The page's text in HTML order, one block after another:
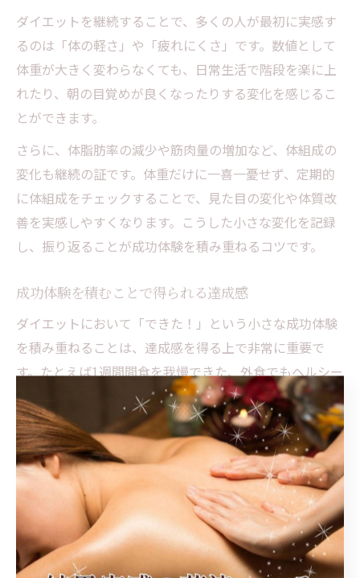
ダイエットを継続することで、多くの人が最初に実感す
るのは「体の軽さ」や「疲れにくさ」です。数値として
体重が大きく変わらなくても、日常生活で階段を楽に上
れたり、朝の目覚めが良くなったりする変化を感じるこ
とができます。
さらに、体脂肪率の減少や筋肉量の増加など、体組成の
変化も継続の証です。体重だけに一喜一憂せず、定期的
に体組成をチェックすることで、見た目の変化や体質改
善を実感しやすくなります。こうした小さな変化を記録
し、振り返ることが成功体験を積み重ねるコツです。
成功体験を積むことで得られる達成感
ダイエットにおいて「できた！」という小さな成功体験
を積み重ねることは、達成感を得る上で非常に重要で
す。たとえば1週間間食を我慢できた、外食でもヘルシー
な選択ができたなど、目標を細分化しクリアすること
で、自信や前向きな気持ちが生まれます。
この達成感が積み重なることで、「もっと頑張ろう」
「次は新しい運動に挑戦しよう」と意欲が高まります。
失敗しても落ち込みすぎず、小さな成功を自分の“勲
章”として認めることが、長く続ける秘訣です。
日々の努力が自信となるモチベーション法